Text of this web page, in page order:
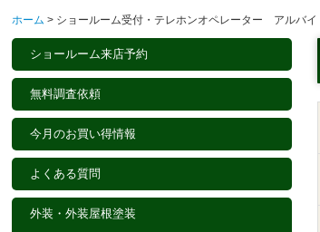
会社案内
選ばれる理
3つのこだわ
メディア掲
人柄のよい
ホーム ショールーム受付・テレホンオペレーター アルバイ
ショールーム来店予約
無料調査依頼
今月のお買い得情報
よくある質問
外装・外装屋根塗装